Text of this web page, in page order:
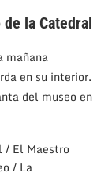
la Catedral
mañana
en su interior.
del museo en
/ El Maestro
/ La